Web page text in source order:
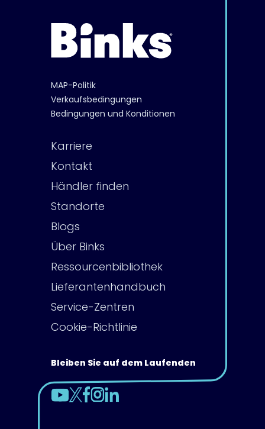
MAP-Politik
Verkaufsbedingungen
Bedingungen und Konditionen
Karriere
Kontakt
Händler finden
Standorte
Blogs
Über Binks
Ressourcenbibliothek
Lieferantenhandbuch
Service-Zentren
Cookie-Richtlinie
Bleiben Sie auf dem Laufenden